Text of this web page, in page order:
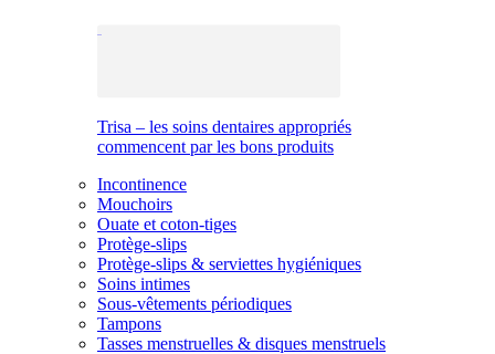
Trisa – les soins dentaires appropriés
commencent par les bons produits
Incontinence
Mouchoirs
Ouate et coton-tiges
Protège-slips
Protège-slips & serviettes hygiéniques
Soins intimes
Sous-vêtements périodiques
Tampons
Tasses menstruelles & disques menstruels